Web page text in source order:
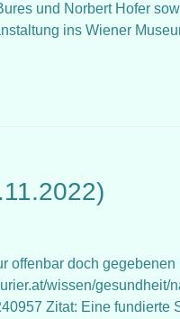
und Norbert Hofer
ins Wiener
doch
wissen/gesundheit/
Zitat: Eine fundierte